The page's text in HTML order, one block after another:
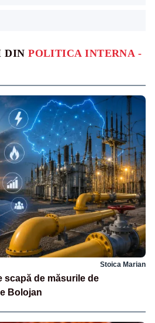
DINPOLITICA INTERNA -
Stoica Marian
scapă de măsurile de
Bolojan